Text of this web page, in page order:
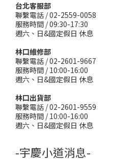
台北客服部
聯繫電話 / 02-2559-0058
服務時間 / 09:30-17:30
週六、日&國定假日 休息
林口維修部
聯繫電話 / 02-2601-9667
服務時間 / 10:00-16:00
週六、日&國定假日 休息
林口出貨部
聯繫電話 / 02-2601-9559
服務時間 / 10:00-16:00
週六、日&國定假日 休息
-宇慶小道消息-